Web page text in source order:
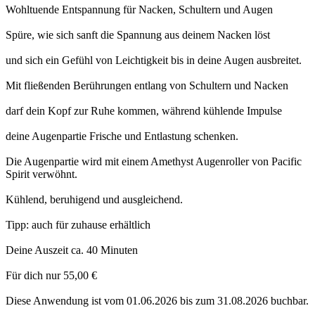
Wohltuende Entspannung für Nacken, Schultern und Augen
Spüre, wie sich sanft die Spannung aus deinem Nacken löst
und sich ein Gefühl von Leichtigkeit bis in deine Augen ausbreitet.
Mit fließenden Berührungen entlang von Schultern und Nacken
darf dein Kopf zur Ruhe kommen, während kühlende Impulse
deine Augenpartie Frische und Entlastung schenken.
Die Augenpartie wird mit einem Amethyst Augenroller von Pacific
Spirit verwöhnt.
Kühlend, beruhigend und ausgleichend.
Tipp: auch für zuhause erhältlich
Deine Auszeit ca. 40 Minuten
Für dich nur 55,00 €
Diese Anwendung ist vom 01.06.2026 bis zum 31.08.2026 buchbar.